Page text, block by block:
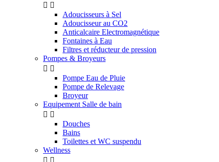
 
Adoucisseurs à Sel
Adoucisseur au CO2
Anticalcaire Electromagnétique
Fontaines à Eau
Filtres et réducteur de pression
Pompes & Broyeurs
 
Pompe Eau de Pluie
Pompe de Relevage
Broyeur
Equipement Salle de bain
 
Douches
Bains
Toilettes et WC suspendu
Wellness
 